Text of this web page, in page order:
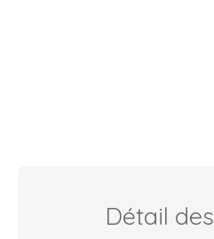
Détail des